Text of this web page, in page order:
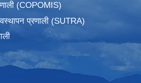
(COPOMIS)
प्रणाली (SUTRA)